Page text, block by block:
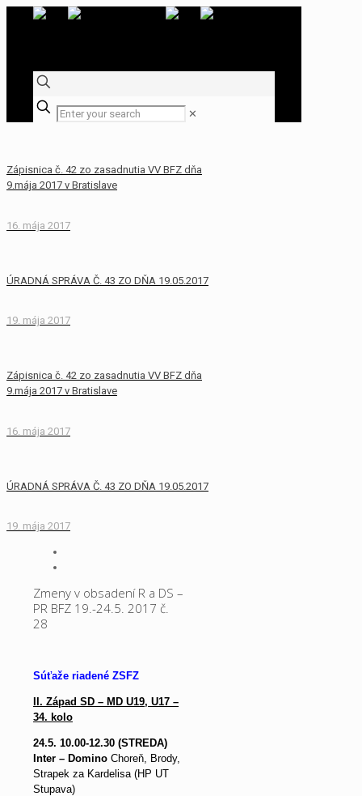
✕
Zápisnica č. 42 zo zasadnutia VV BFZ dňa
9.mája 2017 v Bratislave
16. mája 2017
ÚRADNÁ SPRÁVA Č. 43 ZO DŇA 19.05.2017
19. mája 2017
Zápisnica č. 42 zo zasadnutia VV BFZ dňa
9.mája 2017 v Bratislave
16. mája 2017
ÚRADNÁ SPRÁVA Č. 43 ZO DŇA 19.05.2017
19. mája 2017
Zmeny v obsadení R a DS –
PR BFZ 19.-24.5. 2017 č.
28
Súťaže riadené ZSFZ
II. Západ SD – MD U19, U17 –
34. kolo
24.5. 10.00-12.30 (STREDA)
Inter – Domino Choreň, Brody,
Strapek za Kardelisa (HP UT
Stupava)